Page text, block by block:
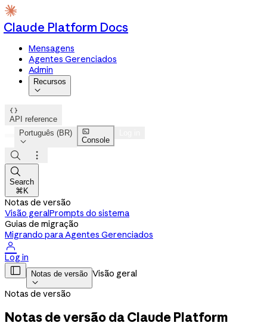
Claude Platform Docs
Mensagens
Agentes Gerenciados
Admin
Recursos


API reference
Português (BR)


Console



Search
⌘K
Notas de versão
Visão geralPrompts do sistema
Guias de migração
Migrando para Agentes Gerenciados

Log in
 Notas de versão

Visão geral
Notas de versão
Notas de versão da Claude Platform